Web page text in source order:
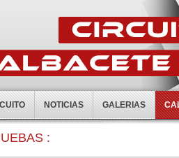
NOTICIAS GALERIAS
: